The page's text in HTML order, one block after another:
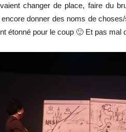
changer de place, faire du
donner des noms de
étonné pour le coup 🙂 Et pas mal